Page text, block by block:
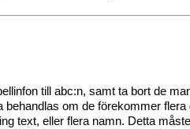
till abc:n, samt ta bort de
behandlas om de förekommer flera
text, eller flera namn. Detta